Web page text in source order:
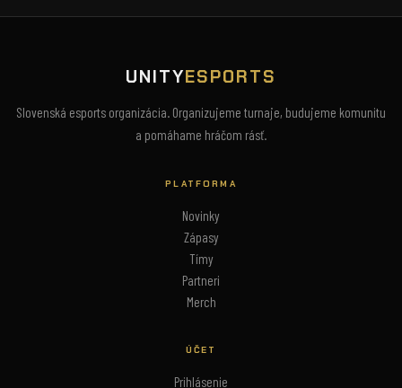
UNITYESPORTS
Slovenská esports organizácia. Organizujeme turnaje, budujeme komunitu
a pomáhame hráčom rásť.
PLATFORMA
Novinky
Zápasy
Tímy
Partneri
Merch
ÚČET
Prihlásenie